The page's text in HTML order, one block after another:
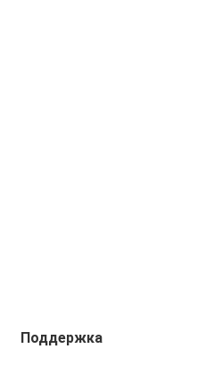
Поддержка